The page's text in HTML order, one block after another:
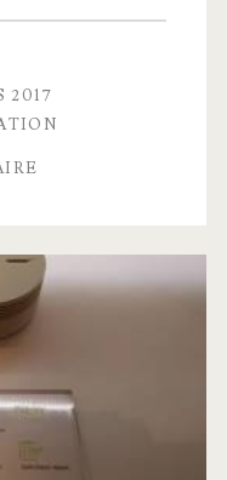
2017